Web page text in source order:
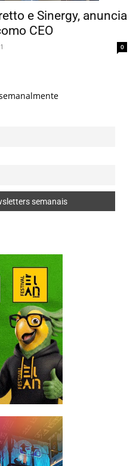
e Sinergy, anuncia
CEO
0